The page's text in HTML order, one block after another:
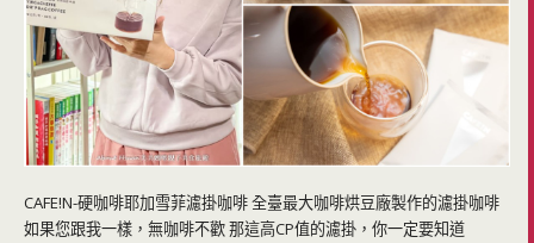
CAFE!N-硬咖啡耶加雪菲濾掛咖啡 全臺最大咖啡烘豆廠製作的濾掛咖啡
如果您跟我一樣，無咖啡不歡 那這高CP值的濾掛，你一定要知道